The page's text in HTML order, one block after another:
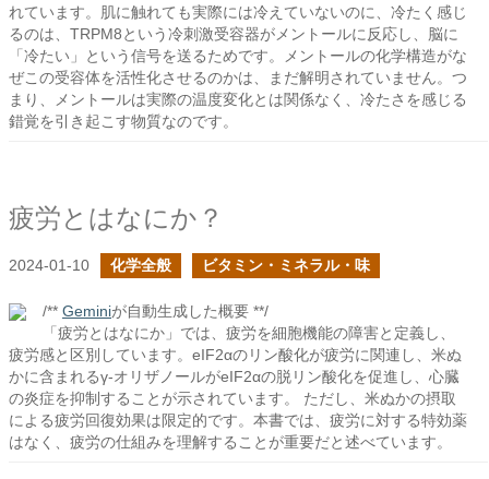
れています。肌に触れても実際には冷えていないのに、冷たく感じ
るのは、TRPM8という冷刺激受容器がメントールに反応し、脳に
「冷たい」という信号を送るためです。メントールの化学構造がな
ぜこの受容体を活性化させるのかは、まだ解明されていません。つ
まり、メントールは実際の温度変化とは関係なく、冷たさを感じる
錯覚を引き起こす物質なのです。
疲労とはなにか？
2024-01-10 化学全般 ビタミン・ミネラル・味
/** Geminiが自動生成した概要 **/
「疲労とはなにか」では、疲労を細胞機能の障害と定義し、
疲労感と区別しています。eIF2αのリン酸化が疲労に関連し、米ぬ
かに含まれるγ-オリザノールがeIF2αの脱リン酸化を促進し、心臓
の炎症を抑制することが示されています。 ただし、米ぬかの摂取
による疲労回復効果は限定的です。本書では、疲労に対する特効薬
はなく、疲労の仕組みを理解することが重要だと述べています。